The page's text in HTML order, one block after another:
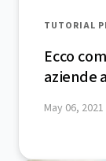
TUTORIAL
Ecco
aziende
May 06, 2021